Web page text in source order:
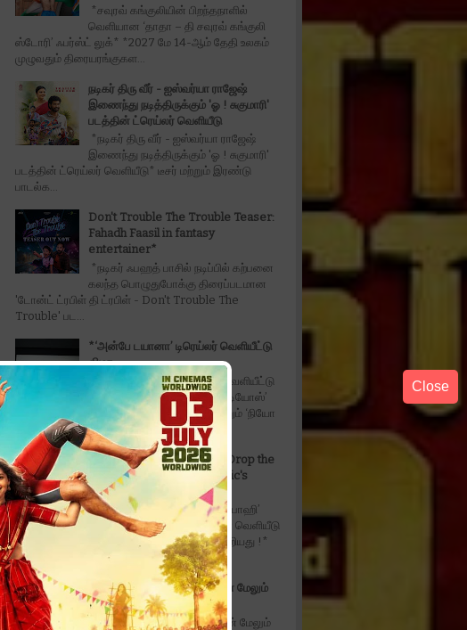
Close
*சவுரவ் கங்குலியின் பிறந்தநாளில்
வெளியான ‘தாதா – தி சவுரவ் கங்குலி
ஸ்டோரி’ ஃபர்ஸ்ட் லுக்* *2027 மே 14-ஆம் தேதி உலகம்
முழுவதும் திரையரங்குகள...
நடிகர் திரு வீர் - ஐஸ்வர்யா ராஜேஷ்
இணைந்து நடித்திருக்கும் 'ஓ ! சுகுமாரி'
படத்தின் ட்ரெய்லர் வெளியீடு
*நடிகர் திரு வீர் - ஐஸ்வர்யா ராஜேஷ்
இணைந்து நடித்திருக்கும் 'ஓ ! சுகுமாரி'
படத்தின் ட்ரெய்லர் வெளியீடு* டீசர் மற்றும் இரண்டு
பாடல்க...
Don't Trouble The Trouble Teaser:
Fahadh Faasil in fantasy
entertainer*
*நடிகர் ஃபஹத் பாசில் நடிப்பில் கற்பனை
கலந்த பொழுதுபோக்கு திரைப்படமான
'டோன்ட் ட்ரபிள் தி ட்ரபிள் - Don't Trouble The
Trouble' பட...
*‘அன்பே டயானா’ டிரெய்லர் வெளியீட்டு
விழா
*‘அன்பே டயானா’ டிரெய்லர் வெளியீட்டு
விழா!!* ‘மில்லியன் டாலர் ஸ்டுடியோஸ்’
(Million Dollar Studios) மற்றும் ‘நியோ
கேசில் கிரியேஷன்ஸ்’ (Neo Ca...
The Wait is Over: Makers Drop the
Official Music Video of Toxic's
'Tabaahi
*‘டாக்ஸிக்‘ திரைப்படத்தின் ‘தபாஹி’
அதிகாரப்பூர்வ மியூசிக் வீடியோ வெளியீடு
– ரசிகர்களின் நீண்டநாள் எதிர்பார்ப்பு நிறைவேறியது !*
Monster Mind...
*‘தி இந்தியா ஸ்டோரி’ படத்தின் மேலும்
ஒரு அதிரடி போஸ்டர் !*
*‘தி இந்தியா ஸ்டோரி’ படத்தின் மேலும்